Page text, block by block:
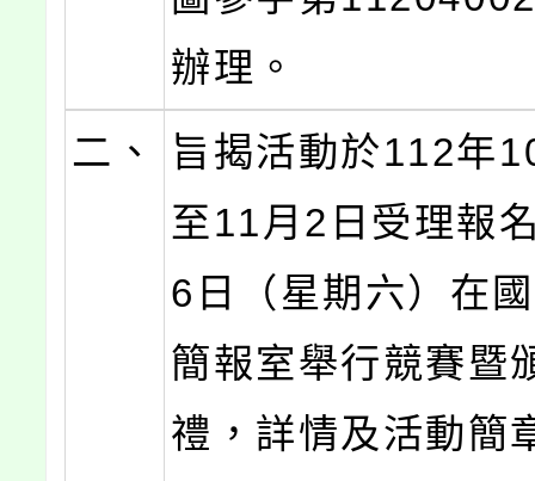
辦理。
二、
旨揭活動於112年
至11月2日受理報
6日（星期六）在
簡報室舉行競賽暨
禮，詳情及活動簡